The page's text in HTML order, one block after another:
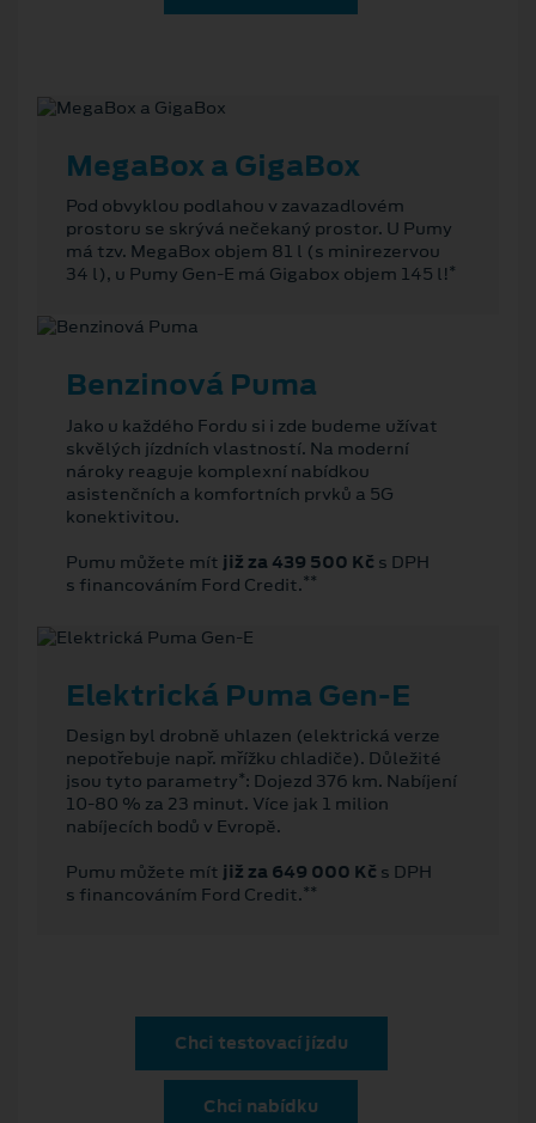
MegaBox a GigaBox
Pod obvyklou podlahou v zavazadlovém
prostoru se skrývá nečekaný prostor. U Pumy
má tzv. MegaBox objem 81 l (s minirezervou
34 l), u Pumy Gen-E má Gigabox objem 145 l!*
Benzinová Puma
Jako u každého Fordu si i zde budeme užívat
skvělých jízdních vlastností. Na moderní
nároky reaguje komplexní nabídkou
asistenčních a komfortních prvků a 5G
konektivitou.
Pumu můžete mít již za 439 500 Kč s DPH
s financováním Ford Credit.**
Elektrická Puma Gen-E
Design byl drobně uhlazen (elektrická verze
nepotřebuje např. mřížku chladiče). Důležité
jsou tyto parametry*: Dojezd 376 km. Nabíjení
10-80 % za 23 minut. Více jak 1 milion
nabíjecích bodů v Evropě.
Pumu můžete mít již za 649 000 Kč s DPH
s financováním Ford Credit.**
Chci testovací jízdu
Chci nabídku